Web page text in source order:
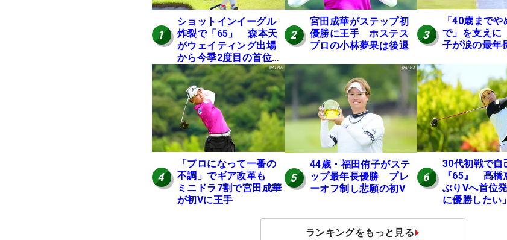
1
ショットインイーグル
炸裂で「65」 森本天
がウェイティング出場
から今季2度目の首位発
進
2
宮田成華がステップ初
優勝に王手 ホステス
プロの小林夢果は後退
3
「40歳まで
で」を支え
子が涙の最年
4
「プロになって一番の
不調」でギア改革も
ミニドラ7割で宮田成華
が初Vに王手
5
44歳・福田侑子がステ
ップ最年長優勝 プレ
ーオフ制し悲願の初V
6
30代初戦で自
『65』 髙橋
ぶりVへ首位
に優勝したい」
ランキングをもっと見る